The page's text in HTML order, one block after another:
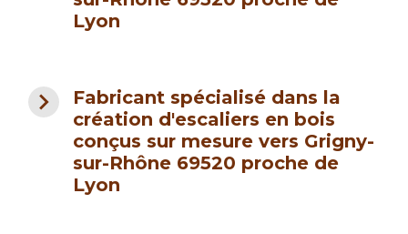
Lyon
navigate_next
Fabricant spécialisé dans la
création d'escaliers en bois
conçus sur mesure vers Grigny-
sur-Rhône 69520 proche de
Lyon